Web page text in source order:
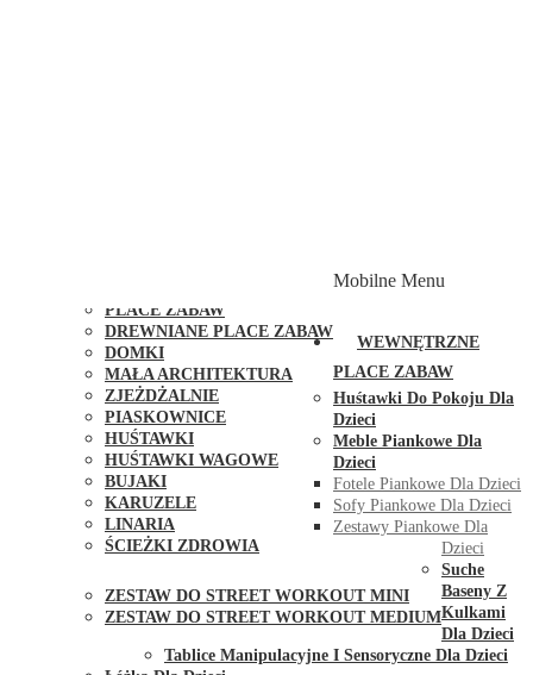
PLACE ZABAW
DREWNIANE PLACE ZABAW
DOMKI
MAŁA ARCHITEKTURA
ZJEŻDŻALNIE
PIASKOWNICE
HUŚTAWKI
HUŚTAWKI WAGOWE
BUJAKI
KARUZELE
LINARIA
ŚCIEŻKI ZDROWIA
ZESTAW DO STREET WORKOUT MINI
ZESTAW DO STREET WORKOUT MEDIUM
Mobilne Menu
WEWNĘTRZNE
PLACE ZABAW
Huśtawki Do Pokoju Dla
Dzieci
Meble Piankowe Dla
Dzieci
Fotele Piankowe Dla Dzieci
Sofy Piankowe Dla Dzieci
Zestawy Piankowe Dla
Dzieci
Suche
Baseny Z
Kulkami
Dla Dzieci
Tablice Manipulacyjne I Sensoryczne Dla Dzieci